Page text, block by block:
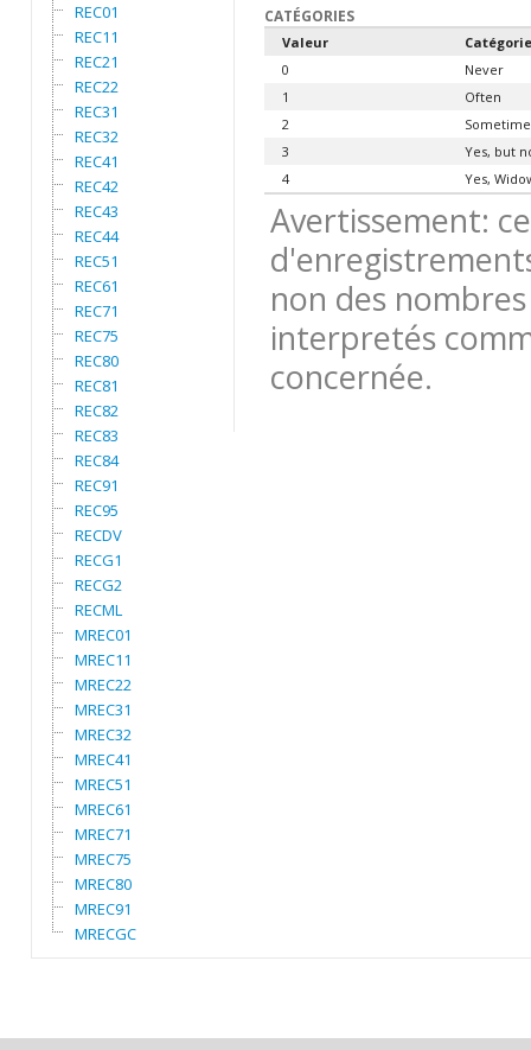
REC01
REC11
REC21
REC22
REC31
REC32
REC41
REC42
REC43
REC44
REC51
REC61
REC71
REC75
REC80
REC81
REC82
REC83
REC84
REC91
REC95
RECDV
RECG1
RECG2
RECML
MREC01
MREC11
MREC22
MREC31
MREC32
MREC41
MREC51
MREC61
MREC71
MREC75
MREC80
MREC91
MRECGC
CATÉGORIES
Valeur
Catégorie
0
Never
1
Often
2
3
Yes, but
4
Yes,
Avertissement:
non des
interpretés
concernée.